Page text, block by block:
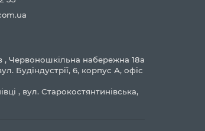
, Червоношкільна набережна 18а
Будіндустрії, 6, корпус А, офіс
, вул. Старокостянтинівська,